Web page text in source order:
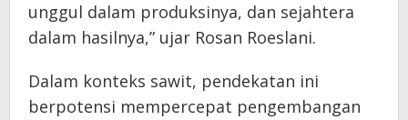
unggul dalam produksinya, dan sejahtera
dalam hasilnya,” ujar Rosan Roeslani.
Dalam konteks sawit, pendekatan ini
berpotensi mempercepat pengembangan